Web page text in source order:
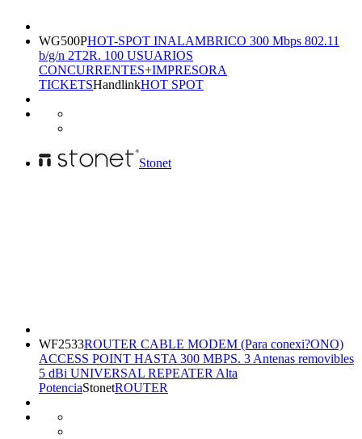
WG500PHOT-SPOT INALAMBRICO 300 Mbps 802.11
b/g/n 2T2R. 100 USUARIOS
CONCURRENTES+IMPRESORA
TICKETSHandlinkHOT SPOT
Stonet
WF2533ROUTER CABLE MODEM (Para conexi?ONO)
ACCESS POINT HASTA 300 MBPS. 3 Antenas removibles
5 dBi UNIVERSAL REPEATER Alta
PotenciaStonetROUTER